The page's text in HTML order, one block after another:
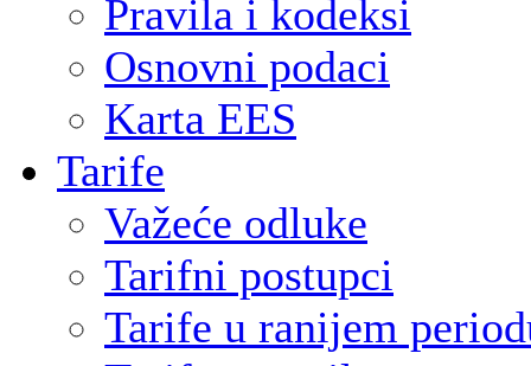
Pravila i kodeksi
Osnovni podaci
Karta EES
Tarife
Važeće odluke
Tarifni postupci
Tarife u ranijem